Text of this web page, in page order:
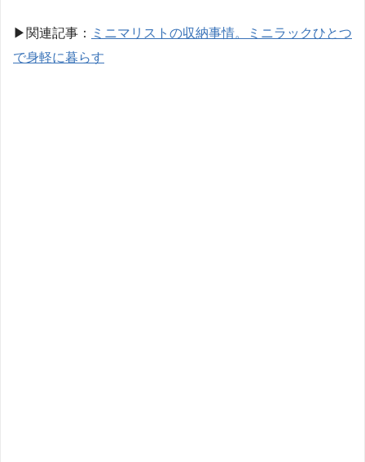
▶︎ 関連記事：
ミニマリストの収納事情。ミニラックひとつ
で身軽に暮らす